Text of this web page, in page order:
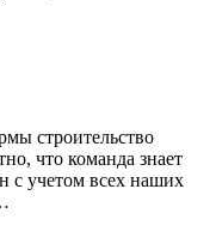
строительство
что команда знает
с учетом всех наших